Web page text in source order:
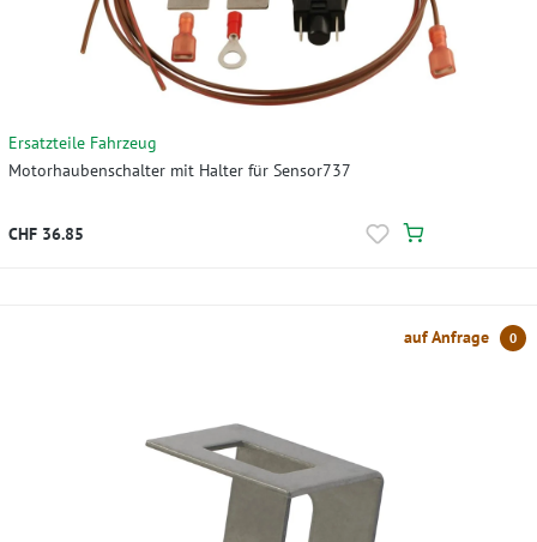
Ersatzteile Fahrzeug
Motorhaubenschalter mit Halter für Sensor737
CHF 36.85
auf Anfrage 0